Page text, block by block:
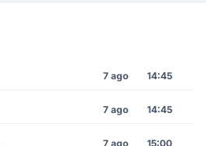
7 ago 14:45
7 ago 14:45
7 ago 15:00